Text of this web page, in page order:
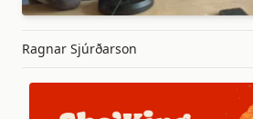
Ragnar Sjúrðarson